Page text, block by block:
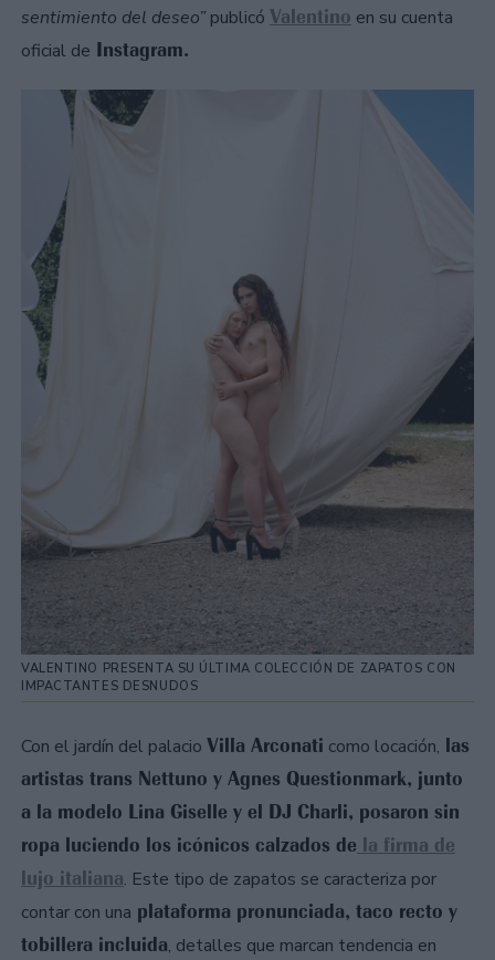
sentimiento del deseo”publicó Valentino en su cuenta
oficial de Instagram.
VALENTINO PRESENTA SU ÚLTIMA COLECCIÓN DE ZAPATOS CON
IMPACTANTES DESNUDOS
Con el jardín del palacio Villa Arconati como locación, las
artistas trans Nettuno y Agnes Questionmark, junto
a la modelo Lina Giselle y el DJ Charli, posaron sin
ropa luciendo los icónicos calzados de la firma de
lujo italiana. Este tipo de zapatos se caracteriza por
contar con una plataforma pronunciada, taco recto y
tobillera incluida, detalles que marcan tendencia en